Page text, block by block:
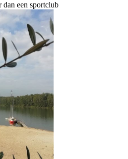
een sportclub